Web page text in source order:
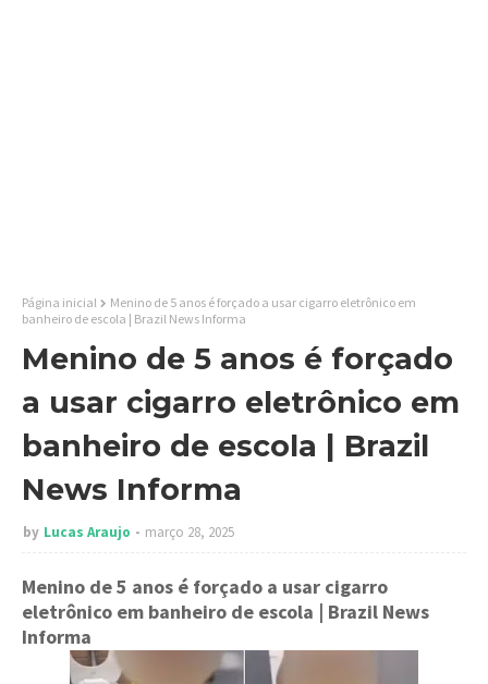
Página inicial
Menino de 5 anos é forçado a usar cigarro eletrônico em
banheiro de escola | Brazil News Informa
Menino de 5 anos é forçado
a usar cigarro eletrônico em
banheiro de escola | Brazil
News Informa
by Lucas Araujo março 28, 2025
Menino de 5 anos é forçado a usar cigarro
eletrônico em banheiro de escola | Brazil News
Informa